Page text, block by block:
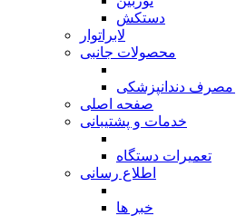
دستکش
لابراتوار
محصولات جانبی
مصرف دندانپزشکی
صفحه اصلی
خدمات و پشتیبانی
تعمیرات دستگاه
اطلاع رسانی
خبر ها